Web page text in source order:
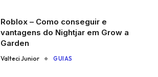
Roblox – Como conseguir e
vantagens do Nightjar em Grow a
Garden
Valteci Junior GUIAS